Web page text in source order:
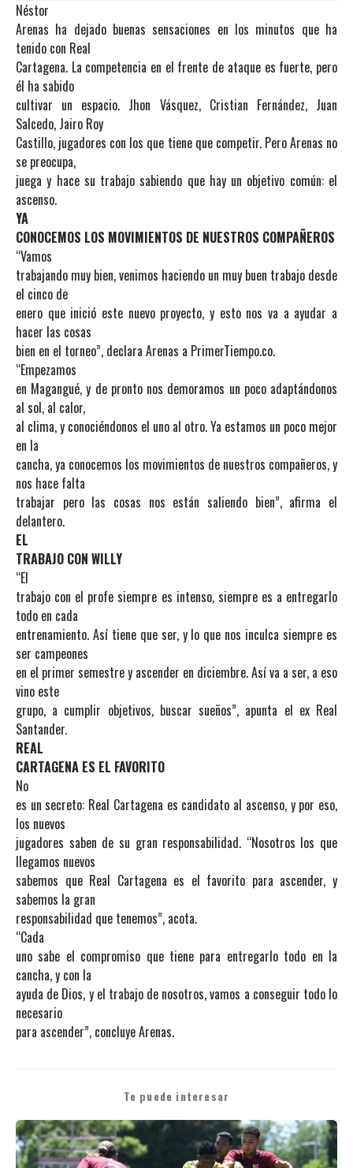
Néstor
Arenas ha dejado buenas sensaciones en los minutos que ha
tenido con Real
Cartagena. La competencia en el frente de ataque es fuerte, pero
él ha sabido
cultivar un espacio. Jhon Vásquez, Cristian Fernández, Juan
Salcedo, Jairo Roy
Castillo, jugadores con los que tiene que competir. Pero Arenas no
se preocupa,
juega y hace su trabajo sabiendo que hay un objetivo común: el
ascenso.
YA
CONOCEMOS LOS MOVIMIENTOS DE NUESTROS COMPAÑEROS
“Vamos
trabajando muy bien, venimos haciendo un muy buen trabajo desde
el cinco de
enero que inició este nuevo proyecto, y esto nos va a ayudar a
hacer las cosas
bien en el torneo”, declara Arenas a PrimerTiempo.co.
“Empezamos
en Magangué, y de pronto nos demoramos un poco adaptándonos
al sol, al calor,
al clima, y conociéndonos el uno al otro. Ya estamos un poco mejor
en la
cancha, ya conocemos los movimientos de nuestros compañeros, y
nos hace falta
trabajar pero las cosas nos están saliendo bien”, afirma el
delantero.
EL
TRABAJO CON WILLY
“El
trabajo con el profe siempre es intenso, siempre es a entregarlo
todo en cada
entrenamiento. Así tiene que ser, y lo que nos inculca siempre es
ser campeones
en el primer semestre y ascender en diciembre. Así va a ser, a eso
vino este
grupo, a cumplir objetivos, buscar sueños”, apunta el ex Real
Santander.
REAL
CARTAGENA ES EL FAVORITO
No
es un secreto: Real Cartagena es candidato al ascenso, y por eso,
los nuevos
jugadores saben de su gran responsabilidad. “Nosotros los que
llegamos nuevos
sabemos que Real Cartagena es el favorito para ascender, y
sabemos la gran
responsabilidad que tenemos”, acota.
“Cada
uno sabe el compromiso que tiene para entregarlo todo en la
cancha, y con la
ayuda de Dios, y el trabajo de nosotros, vamos a conseguir todo lo
necesario
para ascender”, concluye Arenas.
Te puede interesar